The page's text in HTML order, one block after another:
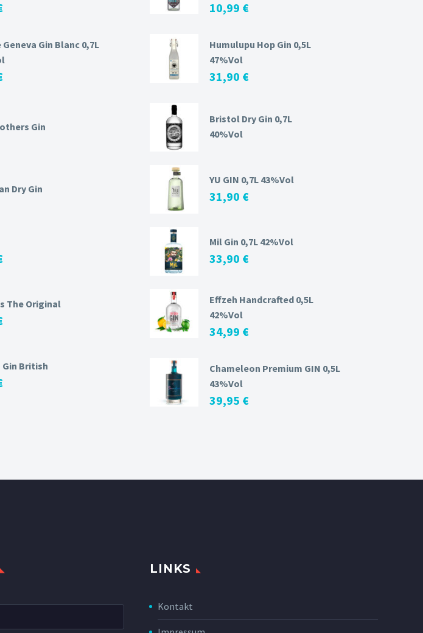
Geneva Gin Blanc 0,7L
Gin
Dry Gin
The Original
British
10,99 €
Humulupu Hop Gin 0,5L
47%Vol
31,90 €
Bristol Dry Gin 0,7L
40%Vol
YU GIN 0,7L 43%Vol
31,90 €
Mil Gin 0,7L 42%Vol
33,90 €
Effzeh Handcrafted 0,5L
42%Vol
34,99 €
Chameleon Premium GIN 0,5L
43%Vol
39,95 €
LINKS
Kontakt